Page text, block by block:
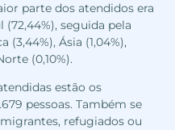
parte dos atendidos era
seguida pela
(3,44%), Ásia (1,04%),
(0,10%).
estão os
pessoas. Também se
refugiados ou